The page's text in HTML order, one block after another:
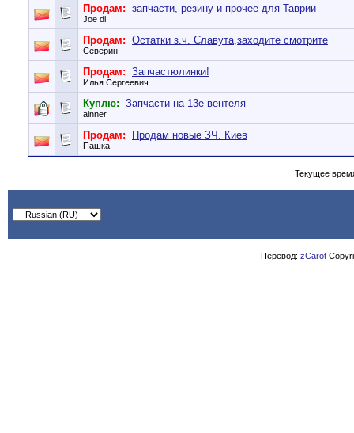
Продам: запчасти, резину и прочее для Таврии
Joe di
Продам: Остатки з.ч. Славута,заходите смотрите
Северин
Продам: Запчастюлинки!
Илья Сергеевич
Куплю: Запчасти на 13е вентеля
ainner
Продам: Продам новые ЗЧ. Киев
Пашка
Текущее
Перевод: zCarot